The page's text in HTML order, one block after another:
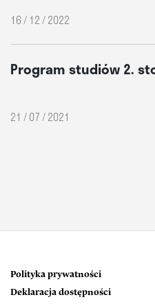
16 / 12 / 2022
Program studiów 2.
21 / 07 / 2021
Polityka prywatności
Deklaracja dostępności